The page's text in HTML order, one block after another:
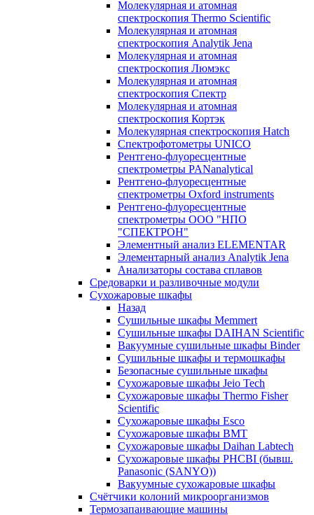
Молекулярная и атомная
спектроскопия Thermo Scientific
Молекулярная и атомная
спектроскопия Analytik Jena
Молекулярная и атомная
спектроскопия Люмэкс
Молекулярная и атомная
спектроскопия Спектр
Молекулярная и атомная
спектроскопия Кортэк
Молекулярная спектроскопия Hatch
Спектрофотометры UNICO
Рентгено-флуоресцентные
спектрометры PANanalytical
Рентгено-флуоресцентные
спектрометры Oxford instruments
Рентгено-флуоресцентные
спектрометры ООО "НПО
"СПЕКТРОН"
Элементный анализ ELEMENTAR
Элементарный анализ Analytik Jena
Анализаторы состава сплавов
Средоварки и разливочные модули
Сухожаровые шкафы
Назад
Сушильные шкафы Memmert
Сушильные шкафы DAIHAN Scientific
Вакуумные сушильные шкафы Binder
Сушильные шкафы и термошкафы
Безопасные сушильные шкафы
Сухожаровые шкафы Jeio Tech
Сухожаровые шкафы Thermo Fisher
Scientific
Сухожаровые шкафы Esco
Сухожаровые шкафы BMT
Сухожаровые шкафы Daihan Labtech
Сухожаровые шкафы PHCBI (бывш.
Panasonic (SANYO))
Вакуумные сухожаровые шкафы
Счётчики колоний микроорганизмов
Термозапаивающие машины